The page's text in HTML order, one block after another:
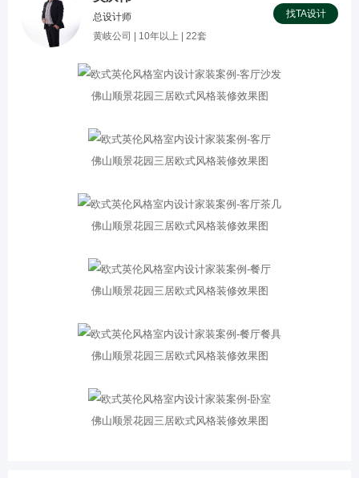
总设计师
黄岐公司 | 10年以上 | 22套
找TA设计
佛山顺景花园三居欧式风格装修效果图
佛山顺景花园三居欧式风格装修效果图
佛山顺景花园三居欧式风格装修效果图
佛山顺景花园三居欧式风格装修效果图
佛山顺景花园三居欧式风格装修效果图
佛山顺景花园三居欧式风格装修效果图